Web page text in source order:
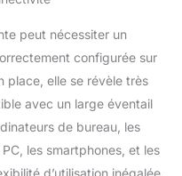
peut nécessiter un
configurée sur
place, elle se révèle très
avec un large éventail
de bureau, les
les smartphones, et les
d’utilisation inégalée.